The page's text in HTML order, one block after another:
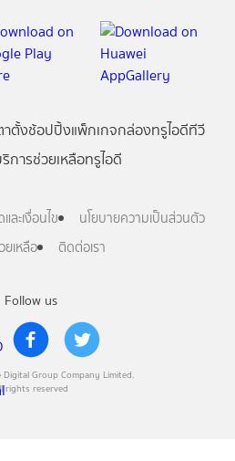
Follow us
Group Company Limited.
rights reserved
ตั้งช้อปปิ้งแพ็กเกจกล่องทรูไอดีทีวี
การช่วยเหลือทรูไอดี
ละเงื่อนไข
นโยบายความเป็นส่วนตัว
ยเหลือ
ติดต่อเรา